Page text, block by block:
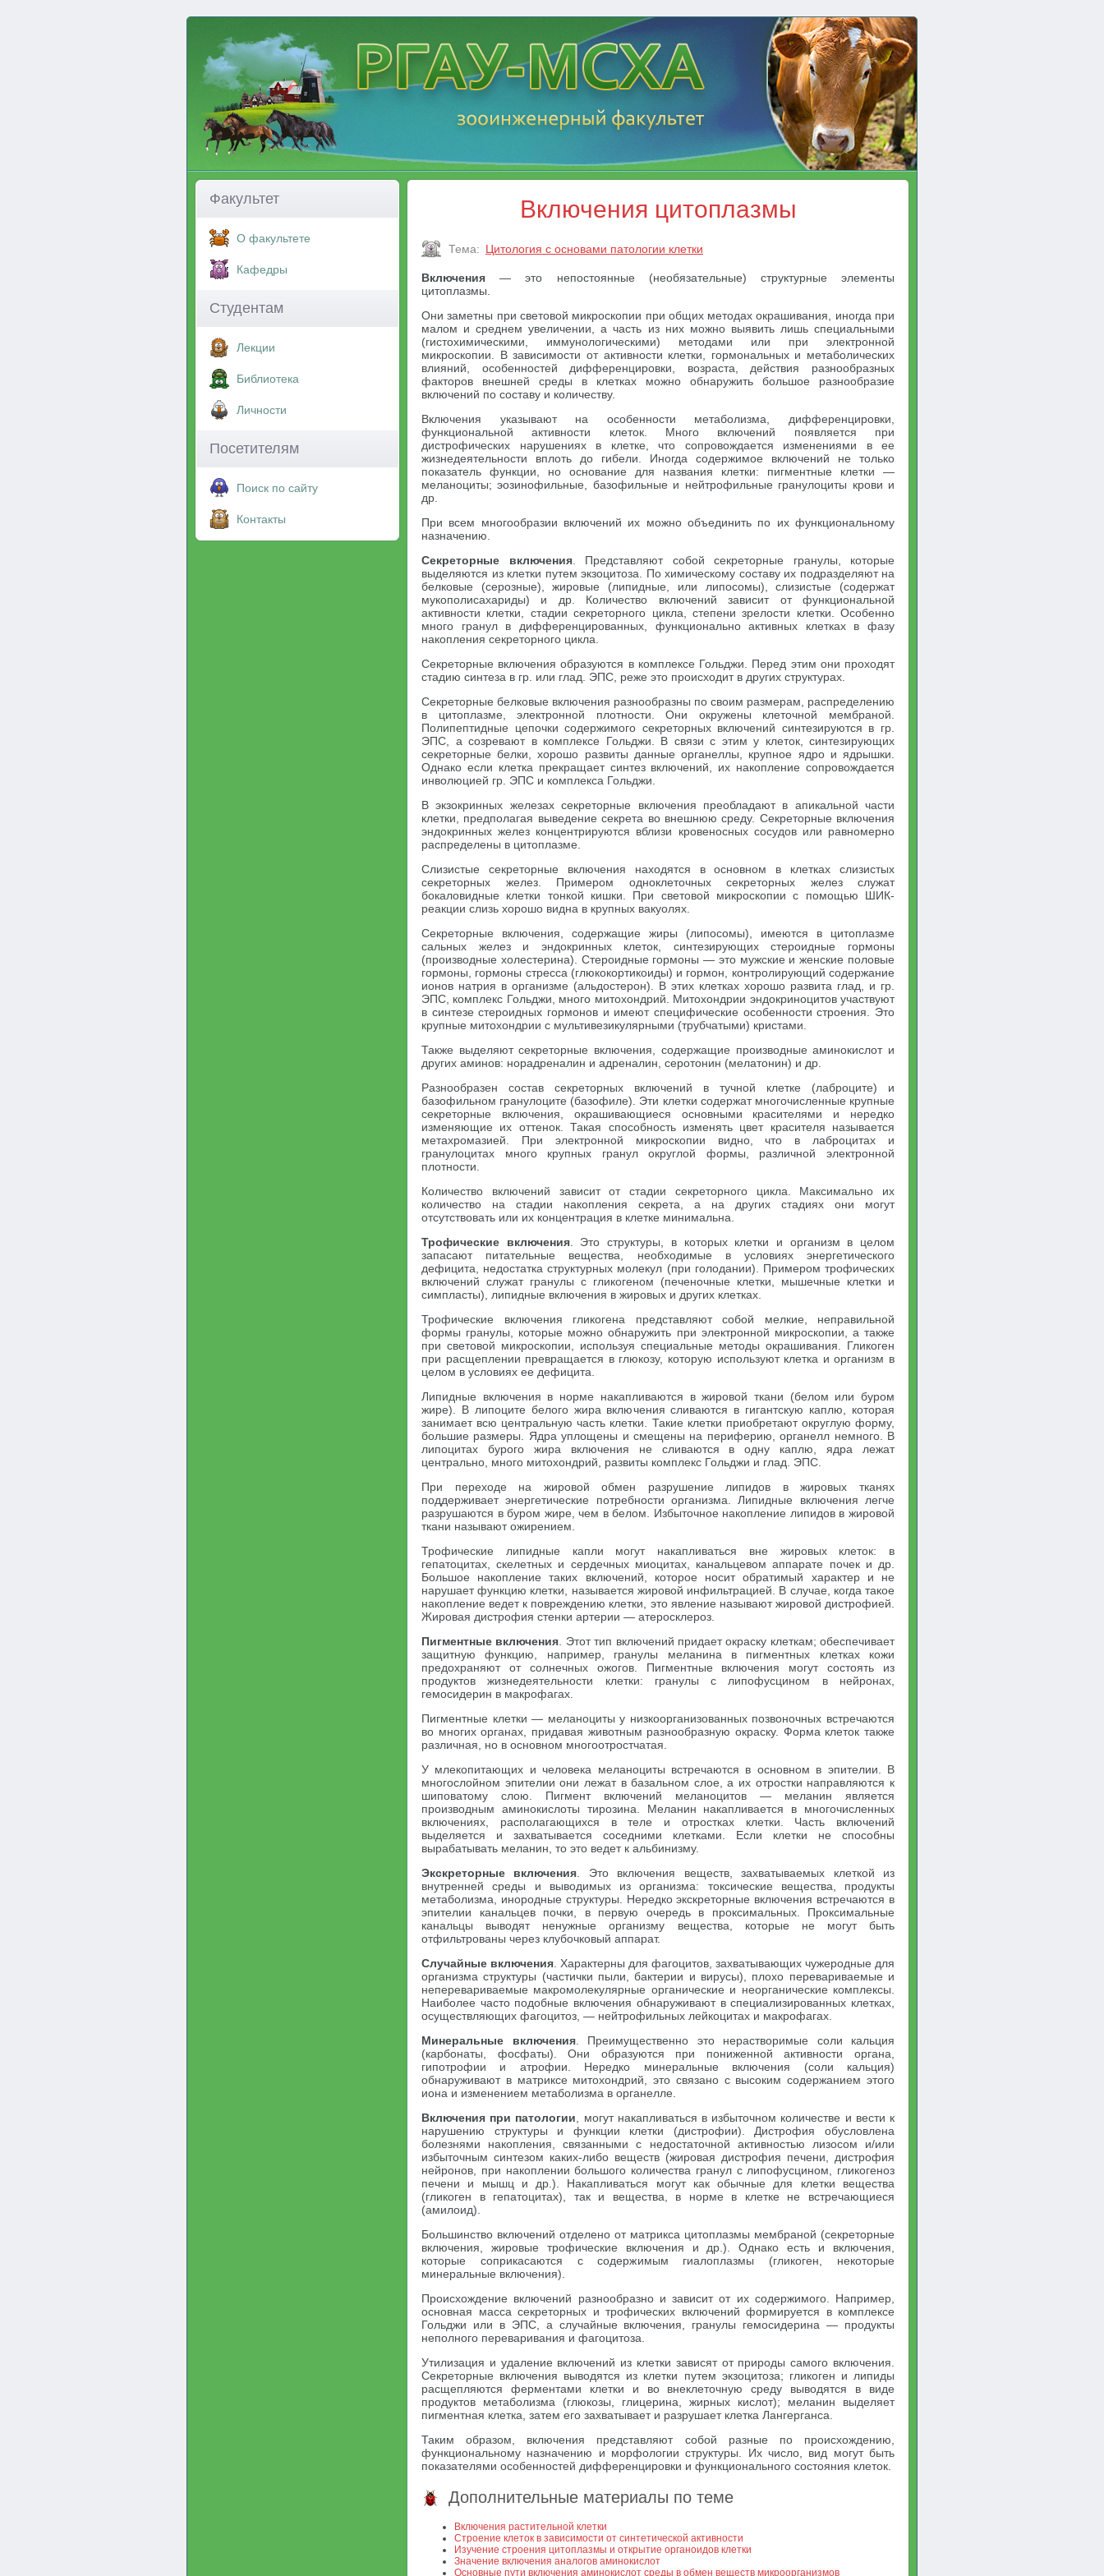
Факультет
О факультете
Кафедры
Студентам
Лекции
Библиотека
Личности
Посетителям
Поиск по сайту
Контакты
Включения цитоплазмы
Тема: Цитология с основами патологии клетки
Включения — это непостоянные (необязательные) структурные элементы
цитоплазмы.
Они заметны при световой микроскопии при общих методах окрашивания, иногда при
малом и среднем увеличении, а часть из них можно выявить лишь специальными
(гистохимическими, иммунологическими) методами или при электронной
микроскопии. В зависимости от активности клетки, гормональных и метаболических
влияний, особенностей дифференцировки, возраста, действия разнообразных
факторов внешней среды в клетках можно обнаружить большое разнообразие
включений по составу и количеству.
Включения указывают на особенности метаболизма, дифференцировки,
функциональной активности клеток. Много включений появляется при
дистрофических нарушениях в клетке, что сопровождается изменениями в ее
жизнедеятельности вплоть до гибели. Иногда содержимое включений не только
показатель функции, но основание для названия клетки: пигментные клетки —
меланоциты; эозинофильные, базофильные и нейтрофильные гранулоциты крови и
др.
При всем многообразии включений их можно объединить по их функциональному
назначению.
Секреторные включения. Представляют собой секреторные гранулы, которые
выделяются из клетки путем экзоцитоза. По химическому составу их подразделяют на
белковые (серозные), жировые (липидные, или липосомы), слизистые (содержат
мукополисахариды) и др. Количество включений зависит от функциональной
активности клетки, стадии секреторного цикла, степени зрелости клетки. Особенно
много гранул в дифференцированных, функционально активных клетках в фазу
накопления секреторного цикла.
Секреторные включения образуются в комплексе Гольджи. Перед этим они проходят
стадию синтеза в гр. или глад. ЭПС, реже это происходит в других структурах.
Секреторные белковые включения разнообразны по своим размерам, распределению
в цитоплазме, электронной плотности. Они окружены клеточной мембраной.
Полипептидные цепочки содержимого секреторных включений синтезируются в гр.
ЭПС, а созревают в комплексе Гольджи. В связи с этим у клеток, синтезирующих
секреторные белки, хорошо развиты данные органеллы, крупное ядро и ядрышки.
Однако если клетка прекращает синтез включений, их накопление сопровождается
инволюцией гр. ЭПС и комплекса Гольджи.
В экзокринных железах секреторные включения преобладают в апикальной части
клетки, предполагая выведение секрета во внешнюю среду. Секреторные включения
эндокринных желез концентрируются вблизи кровеносных сосудов или равномерно
распределены в цитоплазме.
Слизистые секреторные включения находятся в основном в клетках слизистых
секреторных желез. Примером одноклеточных секреторных желез служат
бокаловидные клетки тонкой кишки. При световой микроскопии с помощью ШИК-
реакции слизь хорошо видна в крупных вакуолях.
Секреторные включения, содержащие жиры (липосомы), имеются в цитоплазме
сальных желез и эндокринных клеток, синтезирующих стероидные гормоны
(производные холестерина). Стероидные гормоны — это мужские и женские половые
гормоны, гормоны стресса (глюкокортикоиды) и гормон, контролирующий содержание
ионов натрия в организме (альдостерон). В этих клетках хорошо развита глад, и гр.
ЭПС, комплекс Гольджи, много митохондрий. Митохондрии эндокриноцитов участвуют
в синтезе стероидных гормонов и имеют специфические особенности строения. Это
крупные митохондрии с мультивезикулярными (трубчатыми) кристами.
Также выделяют секреторные включения, содержащие производные аминокислот и
других аминов: норадреналин и адреналин, серотонин (мелатонин) и др.
Разнообразен состав секреторных включений в тучной клетке (лаброците) и
базофильном гранулоците (базофиле). Эти клетки содержат многочисленные крупные
секреторные включения, окрашивающиеся основными красителями и нередко
изменяющие их оттенок. Такая способность изменять цвет красителя называется
метахромазией. При электронной микроскопии видно, что в лаброцитах и
гранулоцитах много крупных гранул округлой формы, различной электронной
плотности.
Количество включений зависит от стадии секреторного цикла. Максимально их
количество на стадии накопления секрета, а на других стадиях они могут
отсутствовать или их концентрация в клетке минимальна.
Трофические включения. Это структуры, в которых клетки и организм в целом
запасают питательные вещества, необходимые в условиях энергетического
дефицита, недостатка структурных молекул (при голодании). Примером трофических
включений служат гранулы с гликогеном (печеночные клетки, мышечные клетки и
симпласты), липидные включения в жировых и других клетках.
Трофические включения гликогена представляют собой мелкие, неправильной
формы гранулы, которые можно обнаружить при электронной микроскопии, а также
при световой микроскопии, используя специальные методы окрашивания. Гликоген
при расщеплении превращается в глюкозу, которую используют клетка и организм в
целом в условиях ее дефицита.
Липидные включения в норме накапливаются в жировой ткани (белом или буром
жире). В липоците белого жира включения сливаются в гигантскую каплю, которая
занимает всю центральную часть клетки. Такие клетки приобретают округлую форму,
большие размеры. Ядра уплощены и смещены на периферию, органелл немного. В
липоцитах бурого жира включения не сливаются в одну каплю, ядра лежат
центрально, много митохондрий, развиты комплекс Гольджи и глад. ЭПС.
При переходе на жировой обмен разрушение липидов в жировых тканях
поддерживает энергетические потребности организма. Липидные включения легче
разрушаются в буром жире, чем в белом. Избыточное накопление липидов в жировой
ткани называют ожирением.
Трофические липидные капли могут накапливаться вне жировых клеток: в
гепатоцитах, скелетных и сердечных миоцитах, канальцевом аппарате почек и др.
Большое накопление таких включений, которое носит обратимый характер и не
нарушает функцию клетки, называется жировой инфильтрацией. В случае, когда такое
накопление ведет к повреждению клетки, это явление называют жировой дистрофией.
Жировая дистрофия стенки артерии — атеросклероз.
Пигментные включения . Этот тип включений придает окраску клеткам; обеспечивает
защитную функцию, например, гранулы меланина в пигментных клетках кожи
предохраняют от солнечных ожогов. Пигментные включения могут состоять из
продуктов жизнедеятельности клетки: гранулы с липофусцином в нейронах,
гемосидерин в макрофагах.
Пигментные клетки — меланоциты у низкоорганизованных позвоночных встречаются
во многих органах, придавая животным разнообразную окраску. Форма клеток также
различная, но в основном многоотростчатая.
У млекопитающих и человека меланоциты встречаются в основном в эпителии. В
многослойном эпителии они лежат в базальном слое, а их отростки направляются к
шиповатому слою. Пигмент включений меланоцитов — меланин является
производным аминокислоты тирозина. Меланин накапливается в многочисленных
включениях, располагающихся в теле и отростках клетки. Часть включений
выделяется и захватывается соседними клетками. Если клетки не способны
вырабатывать меланин, то это ведет к альбинизму.
Экскреторные включения . Это включения веществ, захватываемых клеткой из
внутренней среды и выводимых из организма: токсические вещества, продукты
метаболизма, инородные структуры. Нередко экскреторные включения встречаются в
эпителии канальцев почки, в первую очередь в проксимальных. Проксимальные
канальцы выводят ненужные организму вещества, которые не могут быть
отфильтрованы через клубочковый аппарат.
Случайные включения . Характерны для фагоцитов, захватывающих чужеродные для
организма структуры (частички пыли, бактерии и вирусы), плохо перевариваемые и
неперевариваемые макромолекулярные органические и неорганические комплексы.
Наиболее часто подобные включения обнаруживают в специализированных клетках,
осуществляющих фагоцитоз, — нейтрофильных лейкоцитах и макрофагах.
Минеральные включения. Преимущественно это нерастворимые соли кальция
(карбонаты, фосфаты). Они образуются при пониженной активности органа,
гипотрофии и атрофии. Нередко минеральные включения (соли кальция)
обнаруживают в матриксе митохондрий, это связано с высоким содержанием этого
иона и изменением метаболизма в органелле.
Включения при патологии , могут накапливаться в избыточном количестве и вести к
нарушению структуры и функции клетки (дистрофии). Дистрофия обусловлена
болезнями накопления, связанными с недостаточной активностью лизосом и/или
избыточным синтезом каких-либо веществ (жировая дистрофия печени, дистрофия
нейронов, при накоплении большого количества гранул с липофусцином, гликогеноз
печени и мышц и др.). Накапливаться могут как обычные для клетки вещества
(гликоген в гепатоцитах), так и вещества, в норме в клетке не встречающиеся
(амилоид).
Большинство включений отделено от матрикса цитоплазмы мембраной (секреторные
включения, жировые трофические включения и др.). Однако есть и включения,
которые соприкасаются с содержимым гиалоплазмы (гликоген, некоторые
минеральные включения).
Происхождение включений разнообразно и зависит от их содержимого. Например,
основная масса секреторных и трофических включений формируется в комплексе
Гольджи или в ЭПС, а случайные включения, гранулы гемосидерина — продукты
неполного переваривания и фагоцитоза.
Утилизация и удаление включений из клетки зависят от природы самого включения.
Секреторные включения выводятся из клетки путем экзоцитоза; гликоген и липиды
расщепляются ферментами клетки и во внеклеточную среду выводятся в виде
продуктов метаболизма (глюкозы, глицерина, жирных кислот); меланин выделяет
пигментная клетка, затем его захватывает и разрушает клетка Лангерганса.
Таким образом, включения представляют собой разные по происхождению,
функциональному назначению и морфологии структуры. Их число, вид могут быть
показателями особенностей дифференцировки и функционального состояния клеток.
Дополнительные материалы по теме
Включения растительной клетки
Строение клеток в зависимости от синтетической активности
Изучение строения цитоплазмы и открытие органоидов клетки
Значение включения аналогов аминокислот
Основные пути включения аминокислот среды в обмен веществ микроорганизмов